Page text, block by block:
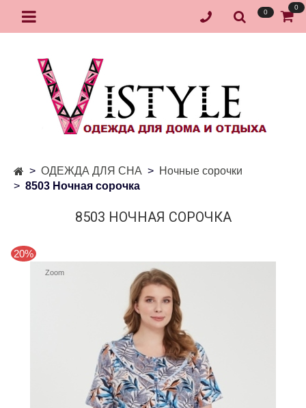
0
0
ОДЕЖДА ДЛЯ СНА
Ночные сорочки
8503 Ночная сорочка
8503 НОЧНАЯ СОРОЧКА
20%
Zoom